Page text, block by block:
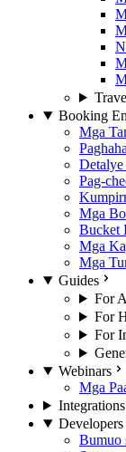
Booking
Mga
Pag-
Mga
Bucket
Mga
Mga
Guides
For
For
For
Webinars
Mga
Integrations
Developers
Bumuo